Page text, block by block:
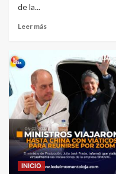
de la...
Leer más
INICIO